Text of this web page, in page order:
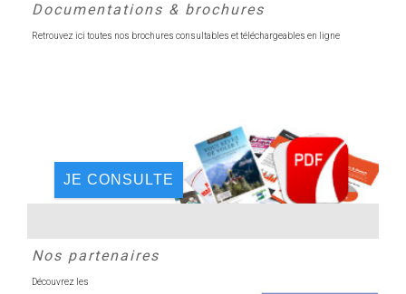
Documentations & brochures
Retrouvez ici toutes nos brochures consultables et téléchargeables en ligne
JE CONSULTE
Nos partenaires
Découvrez les